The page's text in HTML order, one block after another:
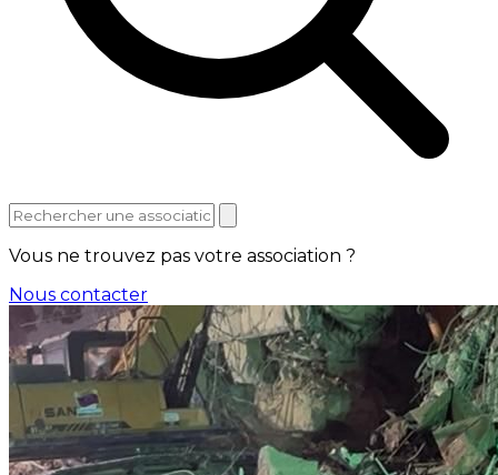
Vous ne trouvez pas votre association ?
Nous contacter